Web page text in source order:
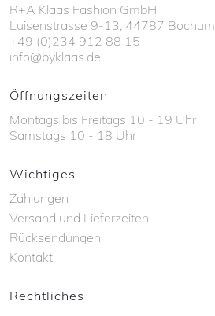
R+A Klaas Fashion GmbH
Luisenstrasse 9-13, 44787 Bochum
+49 (0)234 912 88 15
info@byklaas.de
Öffnungszeiten
Montags bis Freitags 10 - 19 Uhr
Samstags 10 - 18 Uhr
Wichtiges
Zahlungen
Versand und Lieferzeiten
Rücksendungen
Kontakt
Rechtliches